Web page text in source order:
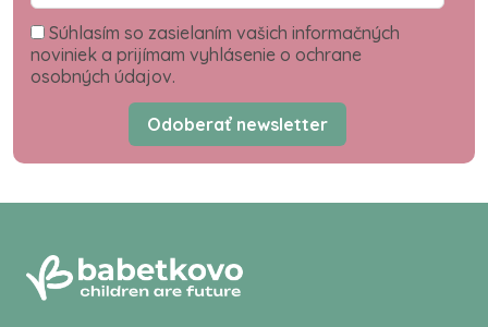
Súhlasím so zasielaním vašich informačných
noviniek a prijímam vyhlásenie o ochrane
osobných údajov.
Odoberať newsletter